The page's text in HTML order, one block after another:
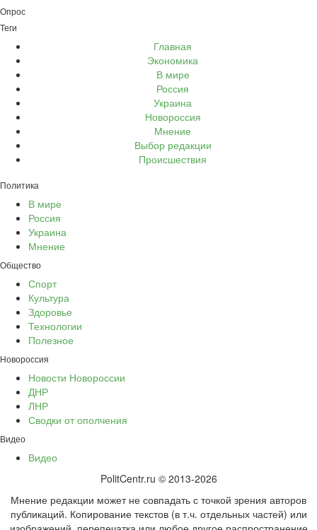
Опрос
Теги
Главная
Экономика
В мире
Россия
Украина
Новороссия
Мнение
Выбор редакции
Происшествия
Политика
В мире
Россия
Украина
Мнение
Общество
Спорт
Культура
Здоровье
Технологии
Полезное
Новороссия
Новости Новороссии
ДНР
ЛНР
Сводки от ополчения
Видео
Видео
PolitCentr.ru © 2013-2026
Мнение редакции может не совпадать с точкой зрения авторов
публикаций. Копирование текстов (в т.ч. отдельных частей) или